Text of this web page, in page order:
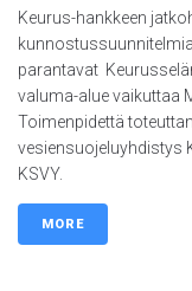
Keurus-hankkeen
parantavat
valuma-alue vaikuttaa
Toimenpidettä
vesiensuojeluyhdistys
KSVY.
MORE